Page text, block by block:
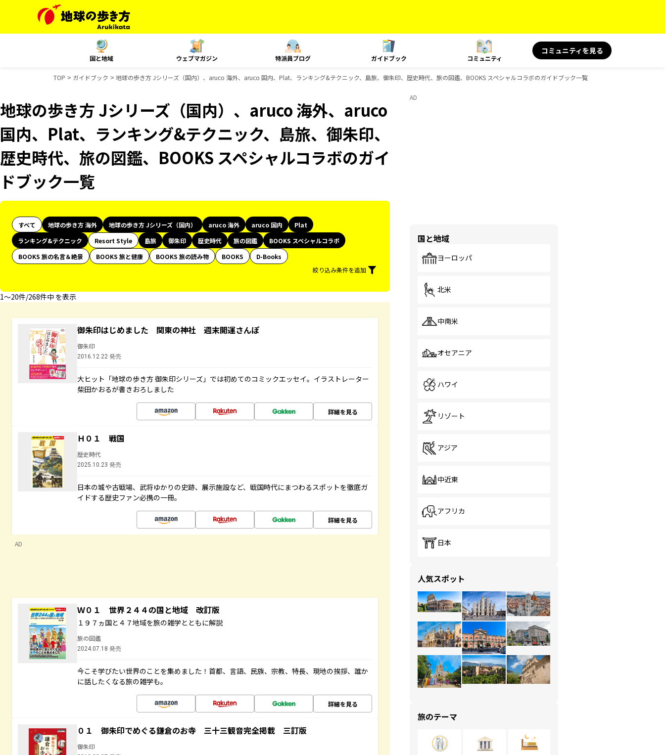
国と地域 ウェブマガジン 特派員ブログ ガイドブック コミュニティ
コミュニティを見る
TOP ガイドブック 地球の歩き方 Jシリーズ（国内）、aruco 海外、aruco 国内、Plat、ランキング&テクニック、島旅、御朱印、歴史時代、旅の図鑑、BOOKS スペシャルコラボのガイドブック一覧
地球の歩き方 Jシリーズ（国内）、aruco 海外、aruco
国内、Plat、ランキング&テクニック、島旅、御朱印、
歴史時代、旅の図鑑、BOOKS スペシャルコラボのガイ
ドブック一覧
すべて 地球の歩き方 海外 地球の歩き方 Jシリーズ（国内） aruco 海外 aruco 国内
Plat
ランキング&テクニック
Resort Style 島旅 御朱印 歴史時代 旅の図鑑
BOOKS スペシャルコラボ
BOOKS 旅の名言＆絶景
BOOKS 旅と健康 BOOKS 旅の読み物 BOOKS
D-Books
絞り込み条件を追加
1〜20件/268件中 を表示
御朱印はじめました 関東の神社 週末開運さんぽ
御朱印
2016.12.22 発売
大ヒット「地球の歩き方 御朱印シリーズ」では初めてのコミックエッセイ。イラストレーター
柴田かおるが書きおろしました
詳細を見る
Ｈ０１ 戦国
歴史時代
2025.10.23 発売
日本の城や古戦場、武将ゆかりの史跡、展示施設など、戦国時代にまつわるスポットを徹底ガ
イドする歴史ファン必携の一冊。
詳細を見る
AD
Ｗ０１ 世界２４４の国と地域 改訂版
１９７ヵ国と４７地域を旅の雑学とともに解説
旅の図鑑
2024.07.18 発売
今こそ学びたい世界のことを集めました！首都、言語、民族、宗教、特長、現地の挨拶、誰か
に話したくなる旅の雑学も。
詳細を見る
０１ 御朱印でめぐる鎌倉のお寺 三十三観音完全掲載 三訂版
御朱印
AD
国と地域
ヨーロッパ
北米
中南米
オセアニア
ハワイ
リゾート
アジア
中近東
アフリカ
日本
人気スポット
旅のテーマ